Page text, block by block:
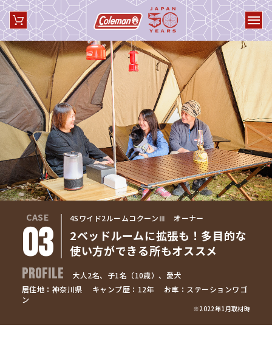
CASE
03
4Sワイド2ルームコクーンⅢ オーナー
2ベッドルームに拡張も！多目的な
使い方ができる所もオススメ
PROFILE
大人2名、子1名（10歳）、愛犬
居住地：神奈川県
キャンプ歴：12年
お車：ステーションワゴ
ン
※2022年1月取材時